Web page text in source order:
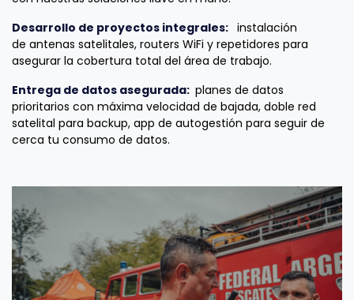
Desarrollo de proyectos integrales: instalación
de antenas satelitales, routers WiFi y repetidores para
asegurar la cobertura total del área de trabajo.
Entrega de datos asegurada: planes de datos
prioritarios con máxima velocidad de bajada, doble red
satelital para backup, app de autogestión para seguir de
cerca tu consumo de datos.